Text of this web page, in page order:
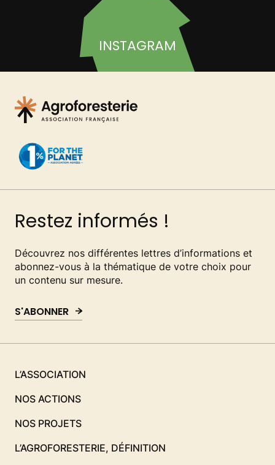
INSTAGRAM
Restez informés !
Découvrez nos différentes lettres d’informations et
abonnez-vous à la thématique de votre choix pour
un contenu sur mesure.
S'ABONNER
L’ASSOCIATION
NOS ACTIONS
NOS PROJETS
L’AGROFORESTERIE, DÉFINITION